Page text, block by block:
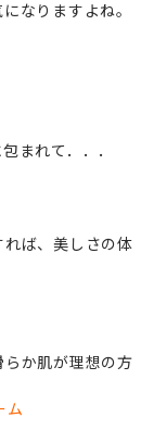
なりますよね。
まれて．．．
ば、美しさの体
か肌が理想の方
ム